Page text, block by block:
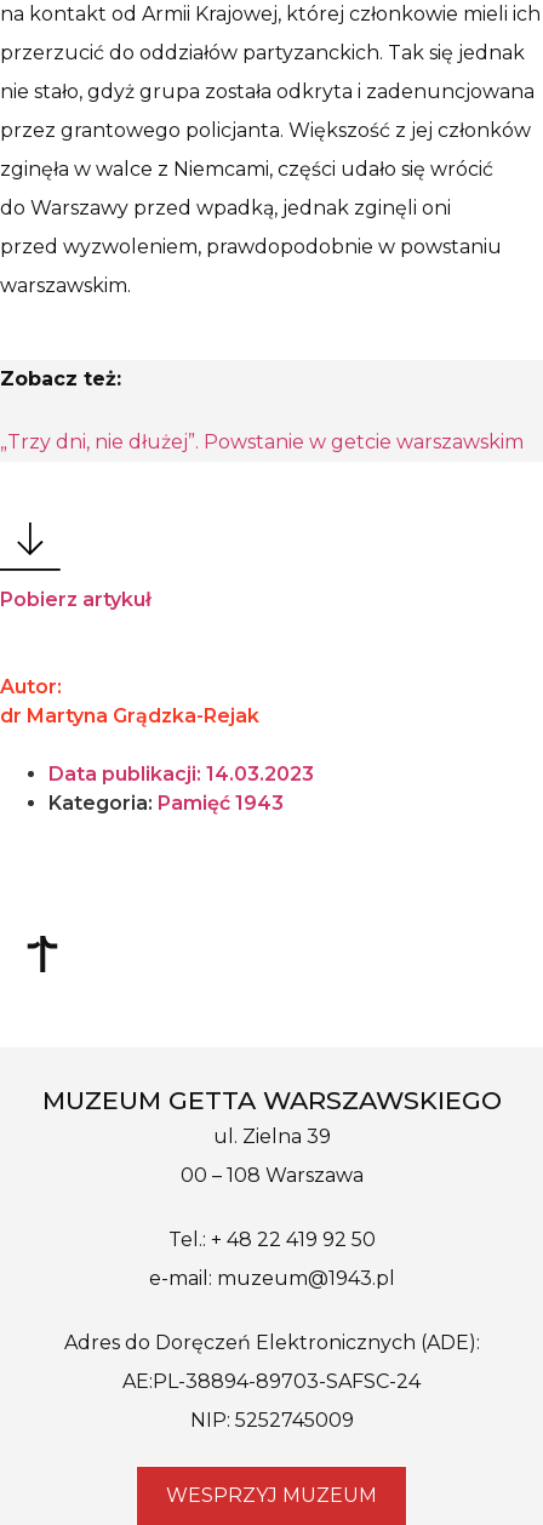
na kontakt od Armii Krajowej, której członkowie mieli ich
przerzucić do oddziałów partyzanckich. Tak się jednak
nie stało, gdyż grupa została odkryta i zadenuncjowana
przez grantowego policjanta. Większość z jej członków
zginęła w walce z Niemcami, części udało się wrócić
do Warszawy przed wpadką, jednak zginęli oni
przed wyzwoleniem, prawdopodobnie w powstaniu
warszawskim.
Zobacz też:
„Trzy dni, nie dłużej”. Powstanie w getcie warszawskim
Pobierz artykuł
Autor:
dr Martyna Grądzka-Rejak
Data publikacji: 14.03.2023
Kategoria: Pamięć 1943
MUZEUM GETTA WARSZAWSKIEGO
ul. Zielna 39
00 – 108 Warszawa
Tel.: + 48 22 419 92 50
e-mail: muzeum@1943.pl
Adres do Doręczeń Elektronicznych (ADE):
AE:PL-38894-89703-SAFSC-24
NIP: 5252745009
WESPRZYJ MUZEUM